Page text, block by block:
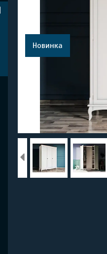
Новинка